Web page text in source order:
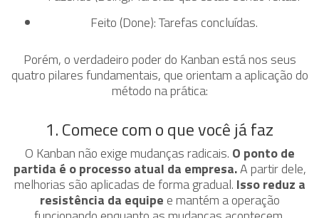
Feito (Done): Tarefas concluídas.
Porém, o verdadeiro poder do Kanban está nos seus
quatro pilares fundamentais, que orientam a aplicação do
método na prática:
1. Comece com o que você já faz
O Kanban não exige mudanças radicais. O ponto de
partida é o processo atual da empresa.A partir dele,
melhorias são aplicadas de forma gradual. Isso reduz a
resistência da equipe e mantém a operação